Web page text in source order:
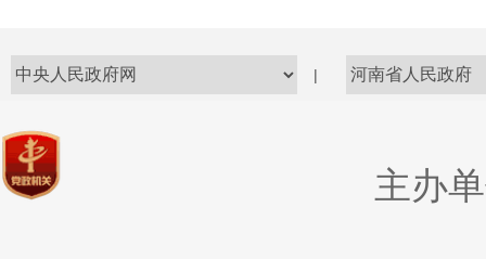
|
主办